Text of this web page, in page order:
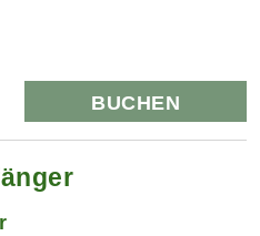
BUCHEN